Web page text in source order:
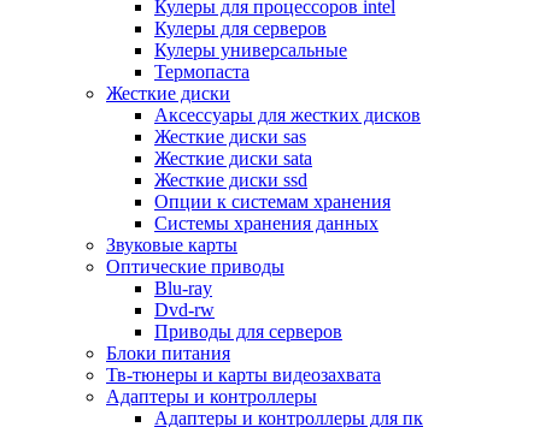
Микрофоны
Элементы питания, батарейки
Портмоне, боксы, стойки для дисков
Презентеры
Виртуальные очки
Аксессуары и опции для ноутбуков
Клавиатуры для ноутбуков
Сумки
Адаптеры и зарядные устройства
Подставки
Док станции, порт репликаторы
Батареи
Разное
Носители информации
Внешние жесткие диски
Карты памяти
Оптические носители
Blu-ray
Cd-r
Cd-rw
Кулеры для процессоров intel
Кулеры для серверов
Кулеры универсальные
Термопаста
Жесткие диски
Аксессуары для жестких дисков
Жесткие диски sas
Жесткие диски sata
Жесткие диски ssd
Опции к системам хранения
Системы хранения данных
Звуковые карты
Оптические приводы
Blu-ray
Dvd-rw
Приводы для серверов
Блоки питания
Тв-тюнеры и карты видеозахвата
Адаптеры и контроллеры
Адаптеры и контроллеры для пк